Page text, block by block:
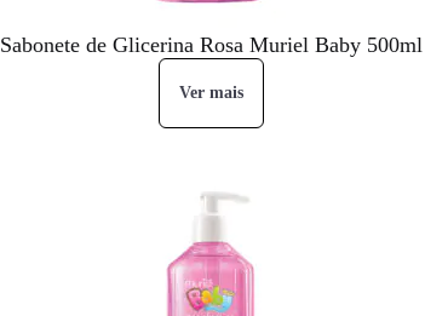
Sabonete de Glicerina Rosa Muriel Baby 500ml
Ver mais